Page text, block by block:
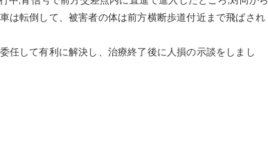
は転倒して、被害者の体は前方横断歩道付近まで飛ばされ
して有利に解決し、治療終了後に人損の示談をしまし